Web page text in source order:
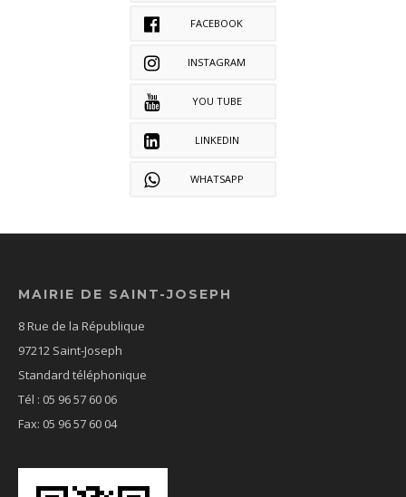
FACEBOOK
INSTAGRAM
YOU TUBE
LINKEDIN
WHATSAPP
MAIRIE DE SAINT-JOSEPH
8 Rue de la République
97212 Saint-Joseph
Standard téléphonique
Tél : 05 96 57 60 06
Fax: 05 96 57 60 04